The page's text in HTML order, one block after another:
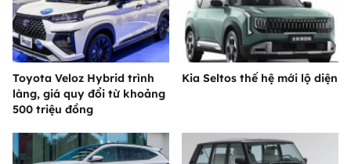
Toyota Veloz Hybrid trình
làng, giá quy đổi từ khoảng
500 triệu đồng
Kia Seltos thế hệ mới lộ diện